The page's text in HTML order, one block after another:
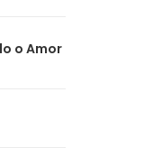
o Amor